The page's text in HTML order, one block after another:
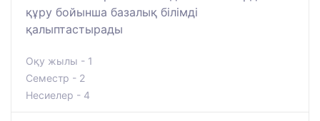
құру бойынша базалық білімді
қалыптастырады
Оқу жылы - 1
Семестр - 2
Несиелер - 4